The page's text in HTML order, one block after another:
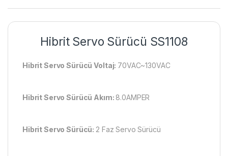
Hibrit Servo Sürücü SS1108
Hibrit Servo Sürücü Voltaj: 70VAC~130VAC
Hibrit Servo Sürücü Akım: 8.0AMPER
Hibrit Servo Sürücü: 2 Faz Servo Sürücü